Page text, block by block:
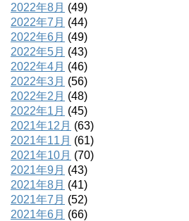
2022年8月 (49)
2022年7月 (44)
2022年6月 (49)
2022年5月 (43)
2022年4月 (46)
2022年3月 (56)
2022年2月 (48)
2022年1月 (45)
2021年12月 (63)
2021年11月 (61)
2021年10月 (70)
2021年9月 (43)
2021年8月 (41)
2021年7月 (52)
2021年6月 (66)